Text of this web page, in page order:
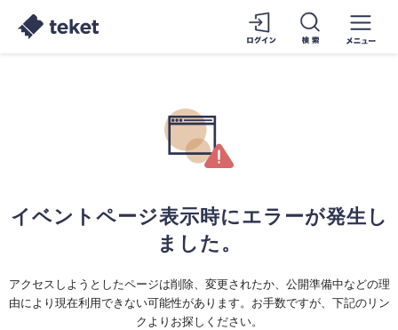
イベントページ表示時にエラーが発生し
ました。
アクセスしようとしたページは削除、変更されたか、公開準備中などの理
由により現在利用できない可能性があります。お手数ですが、下記のリン
クよりお探しください。